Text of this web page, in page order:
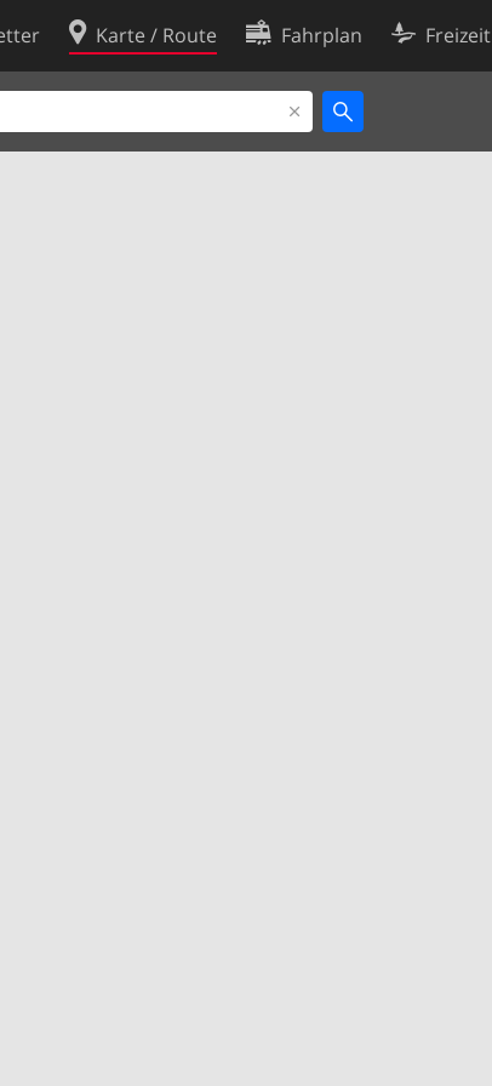
Karte / Route Fahrplan Freizeit
Cookie-Richtlinie
Cookie-Einstellungen